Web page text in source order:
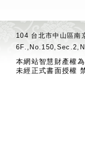
104 台北市中山區
本網站智慧財產權
未經正式書面授權